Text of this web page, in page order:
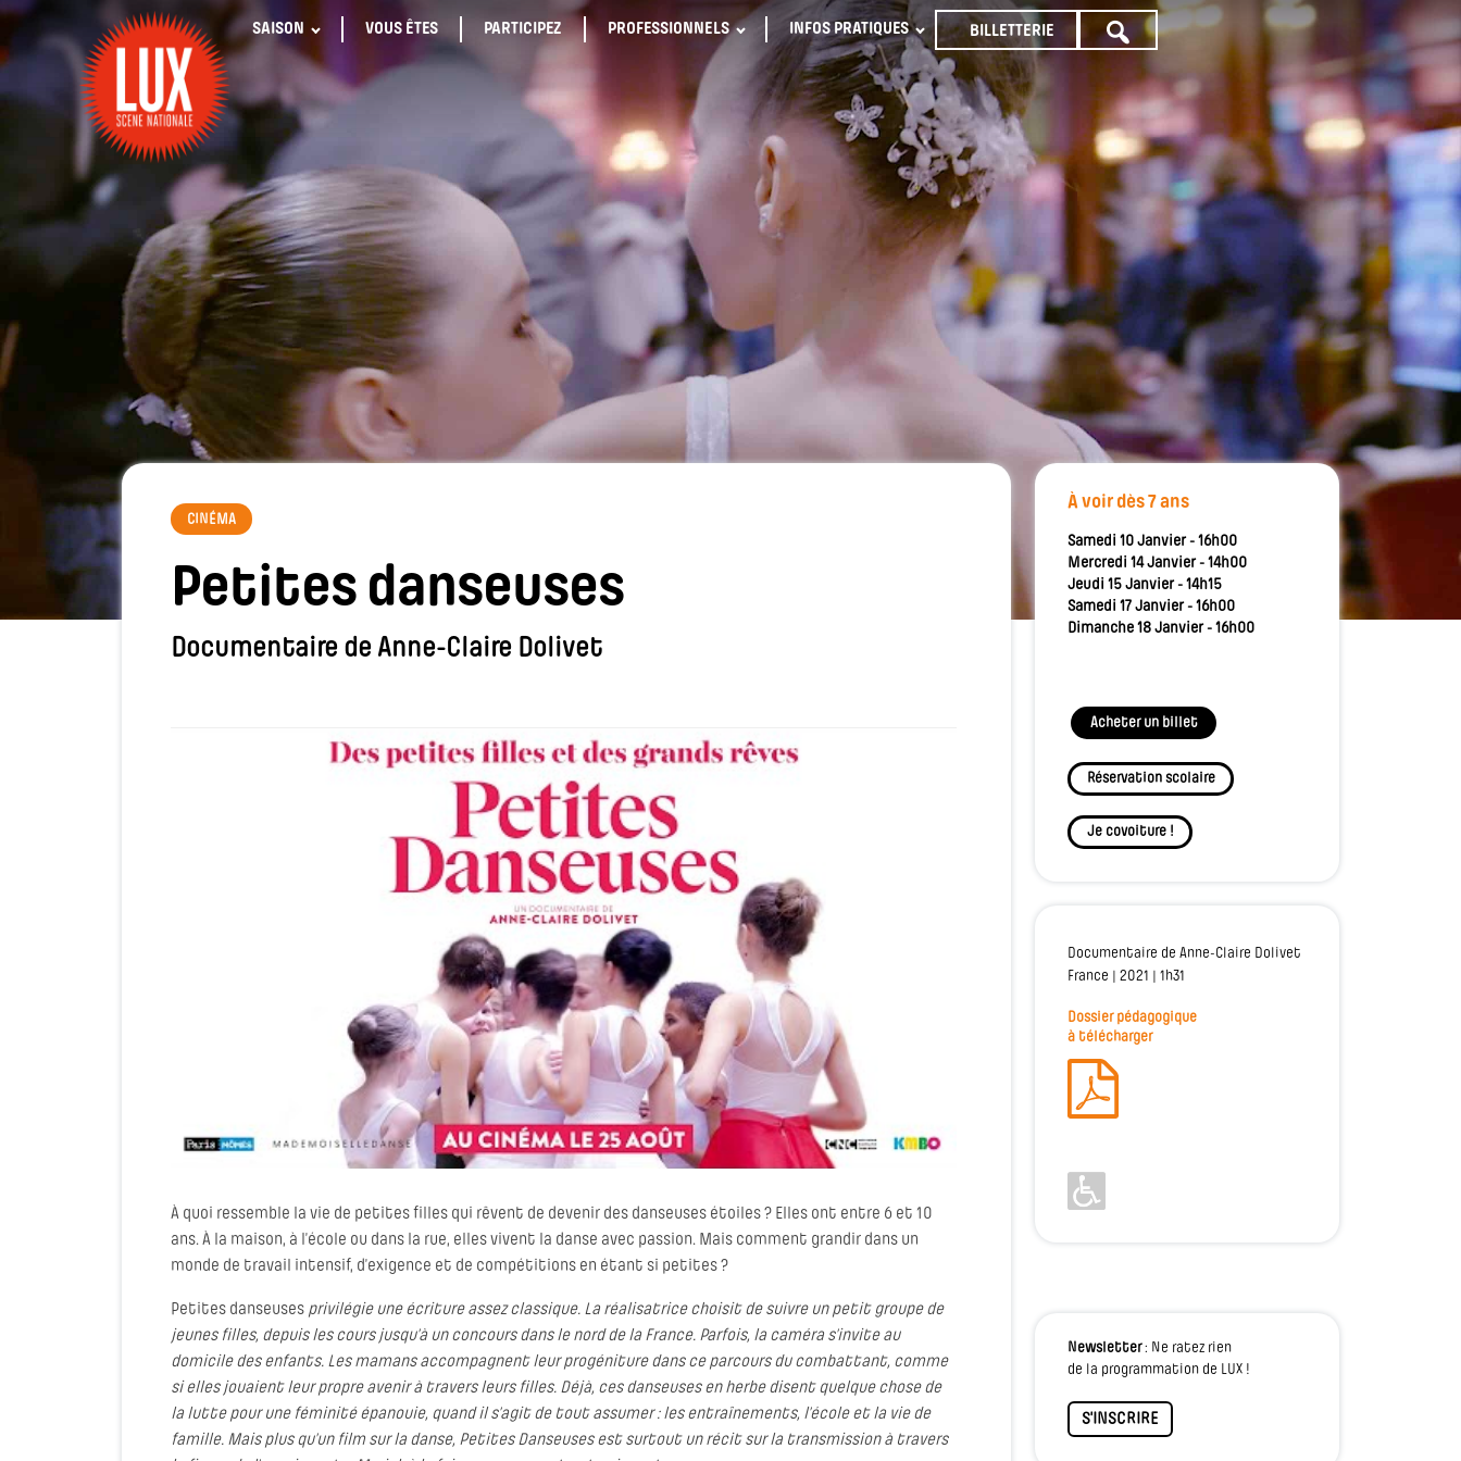
SAISON VOUS ÊTES PARTICIPEZ PROFESSIONNELS INFOS PRATIQUES BILLETTERIE
TOUTE
LA
PROGRAMMATION
CINÉMA
Petites danseuses
Documentaire de Anne-Claire Dolivet
À quoi ressemble la vie de petites filles qui rêvent de devenir des danseuses étoiles ? Elles ont entre 6 et 10
ans. À la maison, à l’école ou dans la rue, elles vivent la danse avec passion. Mais comment grandir dans un
monde de travail intensif, d’exigence et de compétitions en étant si petites ?
Petites danseuses privilégie une écriture assez classique. La réalisatrice choisit de suivre un petit groupe de
jeunes filles, depuis les cours jusqu’à un concours dans le nord de la France. Parfois, la caméra s’invite au
domicile des enfants. Les mamans accompagnent leur progéniture dans ce parcours du combattant, comme
si elles jouaient leur propre avenir à travers leurs filles. Déjà, ces danseuses en herbe disent quelque chose de
la lutte pour une féminité épanouie, quand il s’agit de tout assumer : les entraînements, l’école et la vie de
famille. Mais plus qu’un film sur la danse, Petites Danseuses est surtout un récit sur la transmission à travers
À voir dès 7 ans
Samedi 10 Janvier - 16h00
Mercredi 14 Janvier - 14h00
Jeudi 15 Janvier - 14h15
Samedi 17 Janvier - 16h00
Dimanche 18 Janvier - 16h00
Acheter un billet
Réservation scolaire
Je covoiture !
Documentaire de Anne-Claire Dolivet
France | 2021 | 1h31
Dossier pédagogique
à télécharger
Newsletter: Ne ratez rien
de la programmation de LUX !
S'INSCRIRE